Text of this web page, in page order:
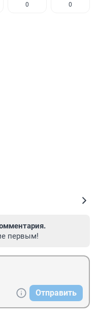
0 0
первым!
Отправить